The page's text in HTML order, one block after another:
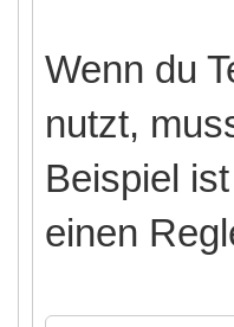
Wenn du
nutzt,
Beispiel
einen